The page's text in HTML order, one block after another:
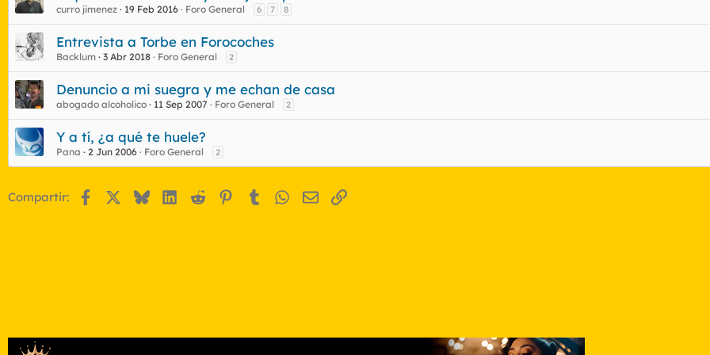
curro jimenez 19 Feb 2016 Foro General 6 7 8
Entrevista a Torbe en Forocoches
Backlum 3 Abr 2018 Foro General 2
Denuncio a mi suegra y me echan de casa
abogado alcoholico 11 Sep 2007 Foro General 2
Y a tí, ¿a qué te huele?
Pana 2 Jun 2006 Foro General 2
Compartir: FacebookBlueskyLinkedIn
Reddit Pinterest
Tumblr WhatsApp
EmailEnlace